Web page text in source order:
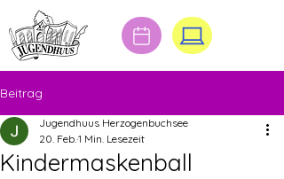
Beitrag
Kindermaskenball
Jugendhuus Herzogenbuchsee
20. Feb.1 Min. Lesezeit